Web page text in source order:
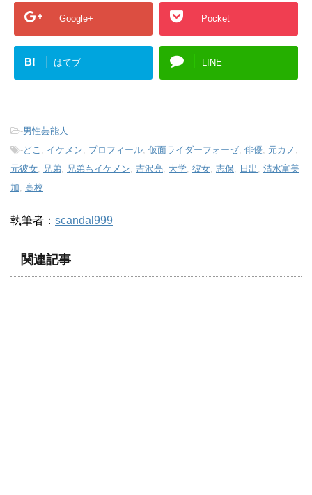
Google+ Pocket
B! はてブ LINE
-男性芸能人
-どこ イケメン プロフィール 仮面ライダーフォーゼ 俳優 元カノ
元彼女
兄弟 兄弟もイケメン 吉沢亮 大学 彼女 志保 日出
清水富美
加 高校
執筆者： scandal999
関連記事